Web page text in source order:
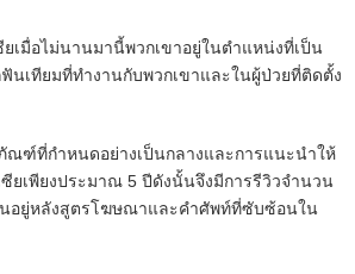
เมื่อไม่นานมานี้พวกเขาอยู่ในตำแหน่งที่เป็น
เทียมที่ทำงานกับพวกเขาและในผู้ป่วยที่ติดตั้ง
ณฑ์ที่กำหนดอย่างเป็นกลางและการแนะนำให้
ยเพียงประมาณ 5 ปีดังนั้นจึงมีการรีวิวจำนวน
นอยู่หลังสูตรโฆษณาและคำศัพท์ที่ซับซ้อนใน